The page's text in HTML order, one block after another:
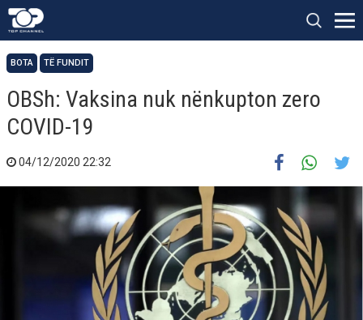
BOTA TË FUNDIT
OBSh: Vaksina nuk nënkupton zero
COVID-19
04/12/2020 22:32